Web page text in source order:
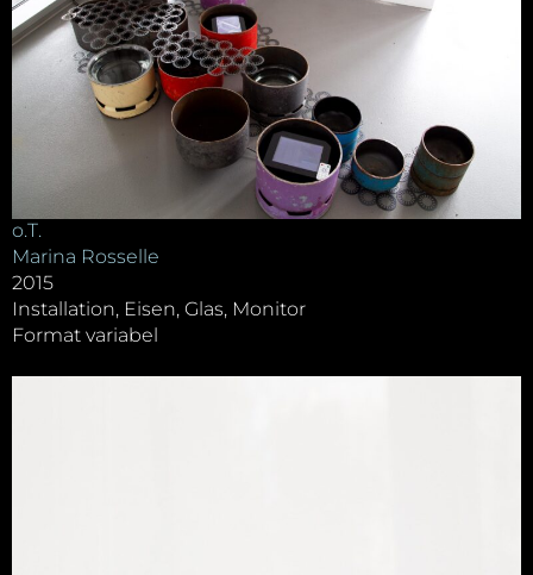
o.T.
Marina Rosselle
2015
Installation, Eisen, Glas, Monitor
Format variabel